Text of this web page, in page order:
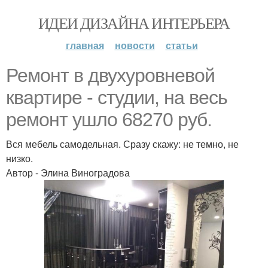
ИДЕИ ДИЗАЙНА ИНТЕРЬЕРА
главная новости статьи
Ремонт в двухуровневой
квартире - студии, на весь
ремонт ушло 68270 руб.
Вся мебель самодельная. Сразу скажу: не темно, не
низко.
Автор - Элина Виноградова